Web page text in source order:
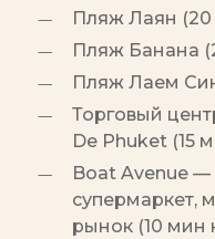
Пляж Лаян (20
Пляж Банана
Пляж Лаем
Торговый
De Phuket (15
Boat Avenue
супермаркет,
рынок (10 мин